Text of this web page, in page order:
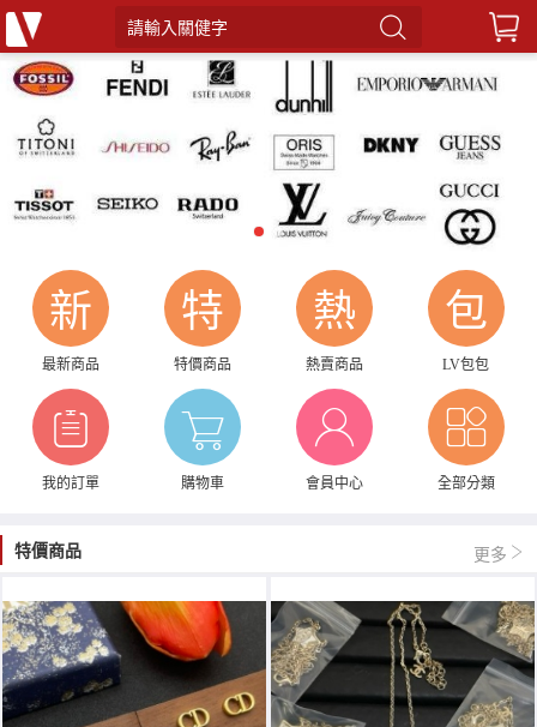
請輸入關健字
新
最新商品
特
特價商品
熱
熱賣商品
包
LV包包
我的訂單 購物車 會員中心 全部分類
特價商品 更多